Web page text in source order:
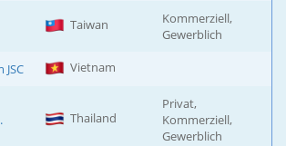
Taiwan
Kommerziell,
Gewerblich
Vietnam
Thailand
Privat,
Kommerziell,
Gewerblich